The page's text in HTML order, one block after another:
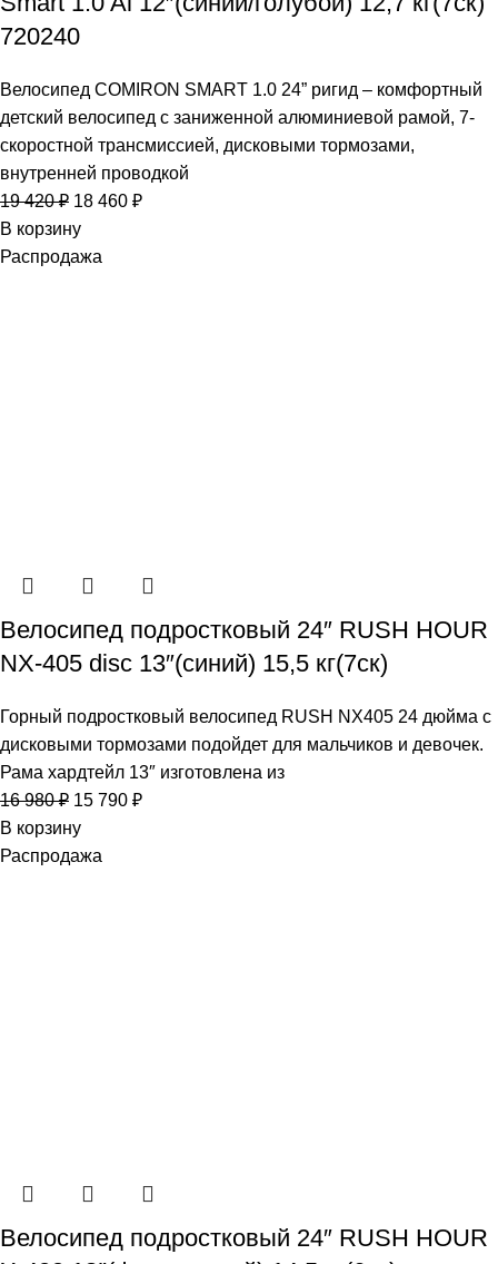
720240
Велосипед COMIRON SMART 1.0 24” ригид – комфортный
детский велосипед с заниженной алюминиевой рамой, 7-
скоростной трансмиссией, дисковыми тормозами,
внутренней проводкой
19 420₽ 18 460 ₽
В корзину
Распродажа
Велосипед подростковый 24″ RUSH HOUR
NX-405 disc 13″(синий) 15,5 кг(7ск)
Горный подростковый велосипед RUSH NX405 24 дюйма с
дисковыми тормозами подойдет для мальчиков и девочек.
Рама хардтейл 13″ изготовлена из
16 980₽ 15 790 ₽
В корзину
Распродажа
Велосипед подростковый 24″ RUSH HOUR